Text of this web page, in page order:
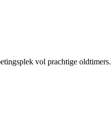
vol prachtige oldtimers.